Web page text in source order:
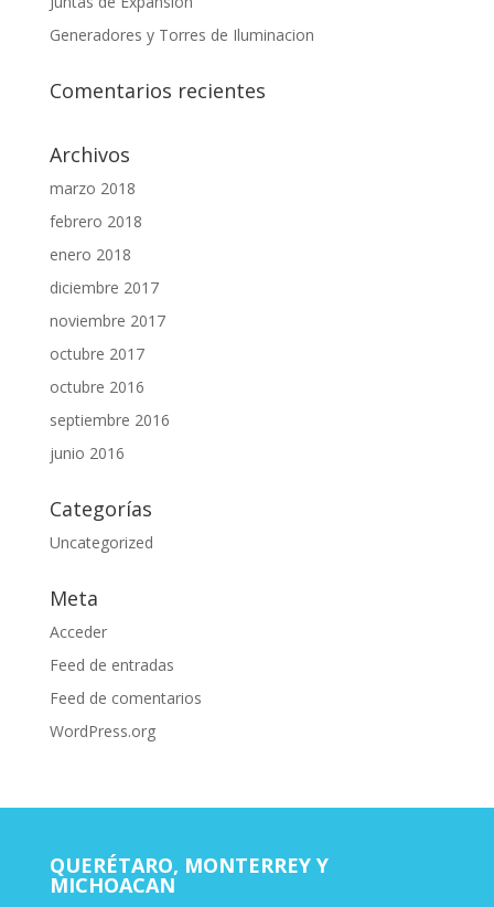
Generadores y Torres de Iluminacion
Comentarios recientes
Archivos
marzo 2018
febrero 2018
enero 2018
diciembre 2017
noviembre 2017
octubre 2017
octubre 2016
septiembre 2016
junio 2016
Categorías
Uncategorized
Meta
Acceder
Feed de entradas
Feed de comentarios
WordPress.org
QUERÉTARO, MONTERREY Y
MICHOACAN